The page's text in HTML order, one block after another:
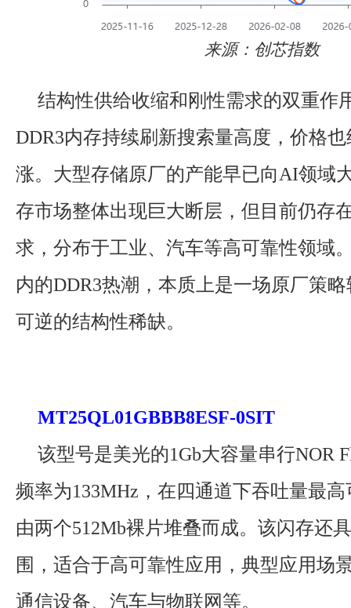
来源：创芯指数
结构性供给收缩和刚性需求的双重作
DDR3内存持续刷新搜索量高度，价格
涨。大型存储原厂的产能早已向AI领域
存市场整体出现巨大断层，但目前仍存
求，分布于工业、汽车等高可靠性领域
内的DDR3热潮，本质上是一场原厂策
可逆的结构性稀缺。
MT25QL01GBBB8ESF-0SIT
该型号是美光的1Gb大容量串行NOR
频率为133MHz，在四通道下吞吐量最高
由两个512Mb裸片堆叠而成。该闪存还
围，适合于高可靠性应用，典型应用场
通信设备、汽车与物联网等。